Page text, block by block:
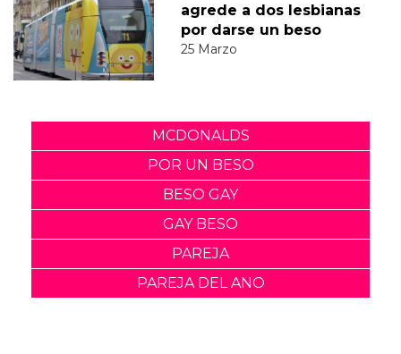
agrede a dos lesbianas
por darse un beso
25 Marzo
MCDONALDS
POR UN BESO
BESO GAY
GAY BESO
PAREJA
PAREJA DEL ANO